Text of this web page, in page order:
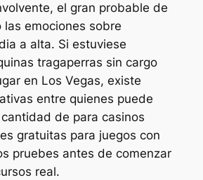
el gran probable de
las emociones sobre
a alta. Si estuviese
tragaperras sin cargo
en Los Vegas, existe
entre quienes puede
de para casinos
gratuitas para juegos con
pruebes antes de comenzar
real.